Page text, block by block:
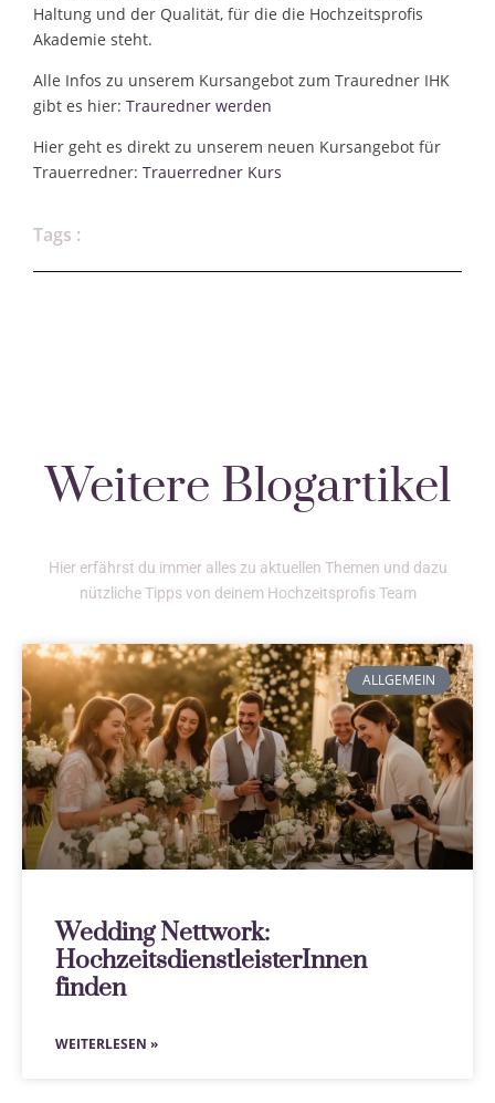
Haltung und der Qualität, für die die Hochzeitsprofis
Akademie steht.
Alle Infos zu unserem Kursangebot zum Trauredner IHK
gibt es hier: Trauredner werden
Hier geht es direkt zu unserem neuen Kursangebot für
Trauerredner: Trauerredner Kurs
Tags :
Weitere Blogartikel
Hier erfährst du immer alles zu aktuellen Themen und dazu
nützliche Tipps von deinem Hochzeitsprofis Team
ALLGEMEIN
Wedding Nettwork:
HochzeitsdienstleisterInnen
finden
WEITERLESEN »